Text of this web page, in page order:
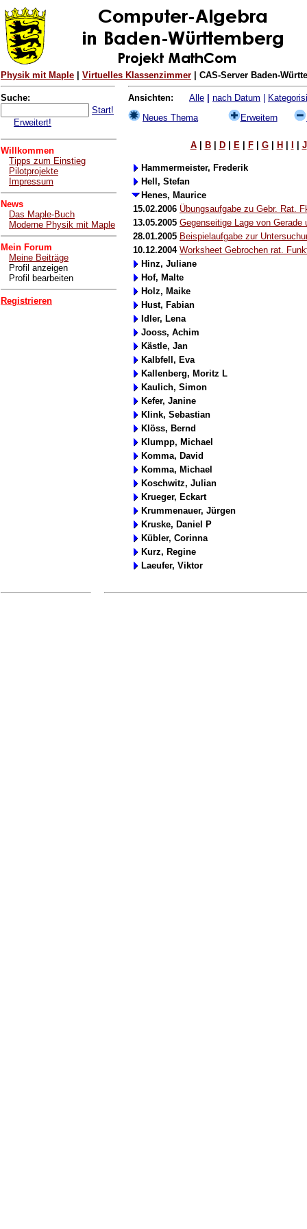
Physik mit Maple Virtuelles Klassenzimmer | CAS-Server Baden-
Suche:
Start!
Erweitert!
Willkommen
Tipps zum Einstieg
Pilotprojekte
Impressum
News
Das Maple-Buch
Moderne Physik mit Maple
Mein Forum
Meine Beiträge
Profil anzeigen
Profil bearbeiten
Registrieren
Ansichten: Alle nach Datum
Neues Thema
Erweitern
A| B| D| E| F| G| H J
Hammermeister, Frederik
Hell, Stefan
Henes, Maurice
15.02.2006 Übungsaufgabe zu Gebr. Rat.
13.05.2005 Gegenseitige Lage von Gerade
28.01.2005 Beispielaufgabe zur
10.12.2004 Worksheet Gebrochen rat.
Hinz, Juliane
Hof, Malte
Holz, Maike
Hust, Fabian
Idler, Lena
Jooss, Achim
Kästle, Jan
Kalbfell, Eva
Kallenberg, Moritz L
Kaulich, Simon
Kefer, Janine
Klink, Sebastian
Klöss, Bernd
Klumpp, Michael
Komma, David
Komma, Michael
Koschwitz, Julian
Krueger, Eckart
Krummenauer, Jürgen
Kruske, Daniel P
Kübler, Corinna
Kurz, Regine
Laeufer, Viktor